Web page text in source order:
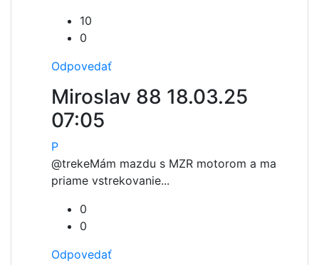
10
0
Odpovedať
Miroslav 88 18.03.25
07:05
P
@trekeMám mazdu s MZR motorom a ma
priame vstrekovanie...
0
0
Odpovedať